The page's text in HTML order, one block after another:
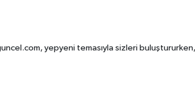
yepyeni temasıyla sizleri